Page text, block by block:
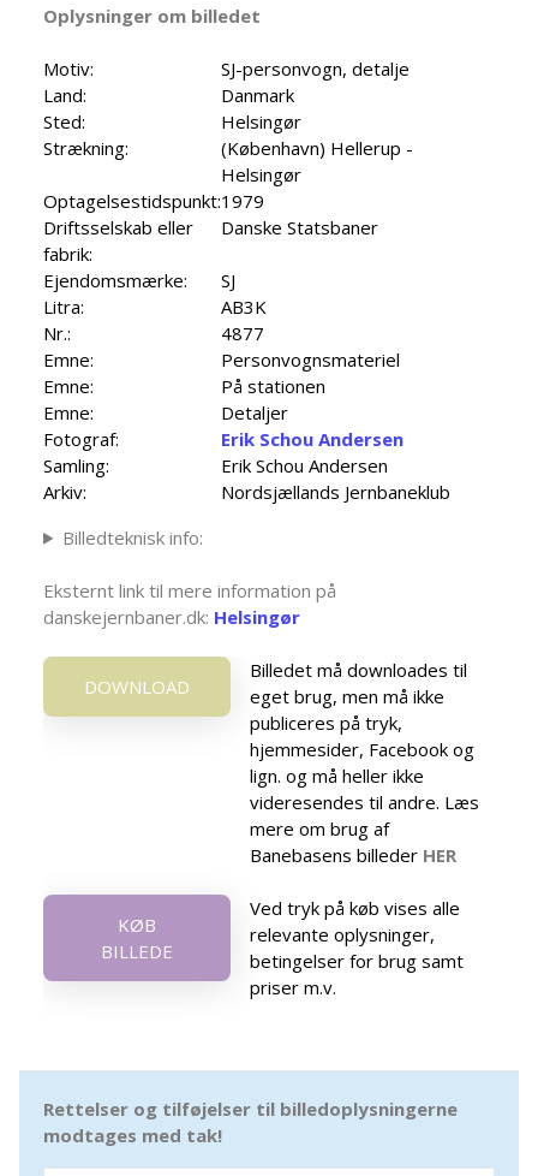
Oplysninger om billedet
Motiv:
SJ-personvogn, detalje
Land:
Danmark
Sted:
Helsingør
Strækning:
(København) Hellerup -
Helsingør
Optagelsestidspunkt:1979
Driftsselskab eller
fabrik:
Danske Statsbaner
Ejendomsmærke:
SJ
Litra:
AB3K
Nr.:
4877
Emne:
Personvognsmateriel
Emne:
På stationen
Emne:
Detaljer
Fotograf:
Erik Schou Andersen
Samling:
Erik Schou Andersen
Arkiv:
Nordsjællands Jernbaneklub
Billedteknisk info:
Eksternt link til mere information på
danskejernbaner.dk: Helsingør
DOWNLOAD
Billedet må downloades til
eget brug, men må ikke
publiceres på tryk,
hjemmesider, Facebook og
lign. og må heller ikke
videresendes til andre. Læs
mere om brug af
Banebasens billeder HER
KØB
BILLEDE
Ved tryk på køb vises alle
relevante oplysninger,
betingelser for brug samt
priser m.v.
Rettelser og tilføjelser til billedoplysningerne
modtages med tak!